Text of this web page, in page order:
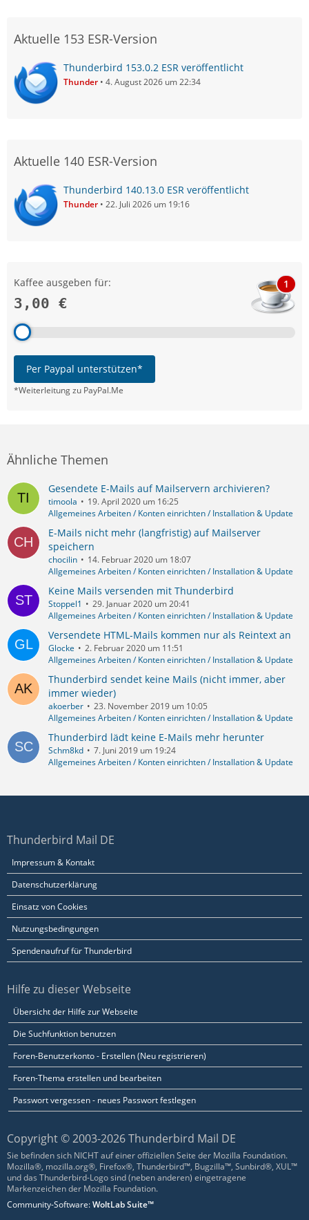
Aktuelle 153 ESR-Version
Thunderbird 153.0.2 ESR veröffentlicht
Thunder 4. August 2026 um 22:34
Aktuelle 140 ESR-Version
Thunderbird 140.13.0 ESR veröffentlicht
Thunder 22. Juli 2026 um 19:16
Kaffee ausgeben für:
3,00 €
1
Per Paypal unterstützen*
*Weiterleitung zu PayPal.Me
Ähnliche Themen
Gesendete E-Mails auf Mailservern archivieren?
timoola
19. April 2020 um 16:25
Allgemeines Arbeiten / Konten einrichten / Installation & Update
E-Mails nicht mehr (langfristig) auf Mailserver
speichern
chocilin
14. Februar 2020 um 18:07
Allgemeines Arbeiten / Konten einrichten / Installation & Update
Keine Mails versenden mit Thunderbird
Stoppel1
29. Januar 2020 um 20:41
Allgemeines Arbeiten / Konten einrichten / Installation & Update
Versendete HTML-Mails kommen nur als Reintext an
Glocke
2. Februar 2020 um 11:51
Allgemeines Arbeiten / Konten einrichten / Installation & Update
Thunderbird sendet keine Mails (nicht immer, aber
immer wieder)
akoerber
23. November 2019 um 10:05
Allgemeines Arbeiten / Konten einrichten / Installation & Update
Thunderbird lädt keine E-Mails mehr herunter
Schm8kd
7. Juni 2019 um 19:24
Allgemeines Arbeiten / Konten einrichten / Installation & Update
Thunderbird Mail DE
Impressum & Kontakt
Datenschutzerklärung
Einsatz von Cookies
Nutzungsbedingungen
Spendenaufruf für Thunderbird
Hilfe zu dieser Webseite
Übersicht der Hilfe zur Webseite
Die Suchfunktion benutzen
Foren-Benutzerkonto - Erstellen (Neu registrieren)
Foren-Thema erstellen und bearbeiten
Passwort vergessen - neues Passwort festlegen
Copyright © 2003-2026 Thunderbird Mail DE
Sie befinden sich NICHT auf einer offiziellen Seite der Mozilla Foundation.
Mozilla®, mozilla.org®, Firefox®, Thunderbird™, Bugzilla™, Sunbird®, XUL™
und das Thunderbird-Logo sind (neben anderen) eingetragene
Markenzeichen der Mozilla Foundation.
Community-Software:WoltLab Suite™